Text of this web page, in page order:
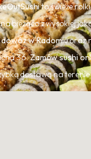
to świeże
bieżąco z wysokiej
w Radomiuoraz
36.Zamów sushi
dostawą na